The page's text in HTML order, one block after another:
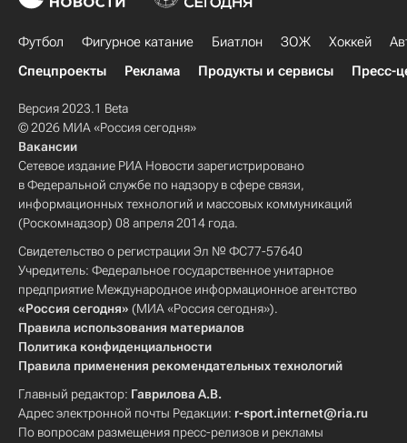
Футбол Фигурное катание Биатлон ЗОЖ Хоккей
Спецпроекты
Реклама Продукты и сервисы Пресс-
Версия 2023.1 Beta
© 2026 МИА «Россия сегодня»
Вакансии
Сетевое издание РИА Новости зарегистрировано
в Федеральной службе по надзору в сфере связи,
информационных технологий и массовых коммуникаций
(Роскомнадзор) 08 апреля 2014 года.
Свидетельство о регистрации Эл № ФС77-57640
Учредитель: Федеральное государственное унитарное
предприятие Международное информационное агентство
«Россия сегодня» (МИА «Россия сегодня»).
Правила использования материалов
Политика конфиденциальности
Правила применения рекомендательных технологий
Главный редактор: Гаврилова А.В.
Адрес электронной почты Редакции: r-sport.internet@ria.ru
По вопросам размещения пресс-релизов и рекламы